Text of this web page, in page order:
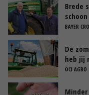
Brede
schoon
BAYER
De
heb jij
OCI AGRO